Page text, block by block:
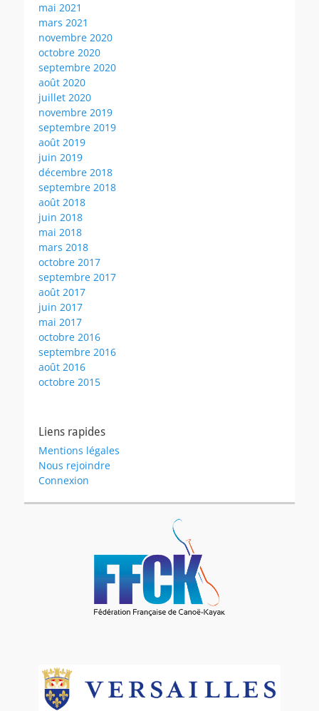
mai 2021
mars 2021
novembre 2020
octobre 2020
septembre 2020
août 2020
juillet 2020
novembre 2019
septembre 2019
août 2019
juin 2019
décembre 2018
septembre 2018
août 2018
juin 2018
mai 2018
mars 2018
octobre 2017
septembre 2017
août 2017
juin 2017
mai 2017
octobre 2016
septembre 2016
août 2016
octobre 2015
Liens rapides
Mentions légales
Nous rejoindre
Connexion